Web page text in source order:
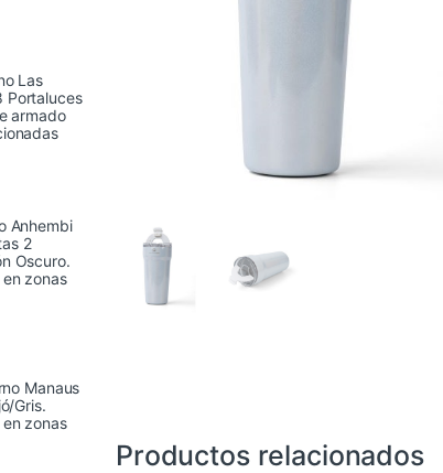
Productos relacionados
Las
Portaluces
armado
Anhembi
2
Oscuro.
zonas
Manaus
Gris.
zonas